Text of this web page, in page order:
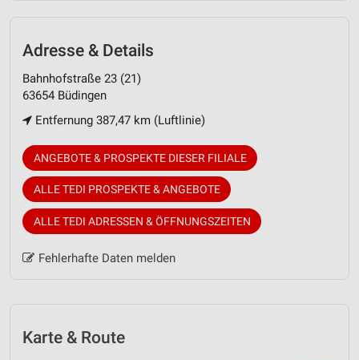
Adresse & Details
Bahnhofstraße 23 (21)
63654 Büdingen
Entfernung 387,47 km (Luftlinie)
ANGEBOTE & PROSPEKTE DIESER FILIALE
ALLE TEDI PROSPEKTE & ANGEBOTE
ALLE TEDI ADRESSEN & ÖFFNUNGSZEITEN
Fehlerhafte Daten melden
Karte & Route